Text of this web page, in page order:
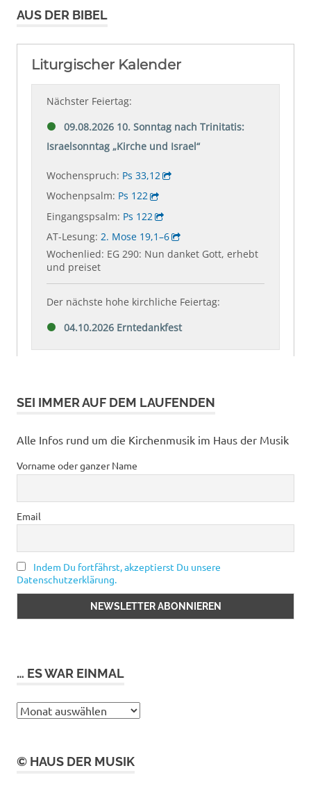
AUS DER BIBEL
SEI IMMER AUF DEM LAUFENDEN
Alle Infos rund um die Kirchenmusik im Haus der Musik
Vorname oder ganzer Name
Email
Indem Du fortfährst, akzeptierst Du unsere
Datenschutzerklärung.
… ES WAR EINMAL
…
einmal
© HAUS DER MUSIK